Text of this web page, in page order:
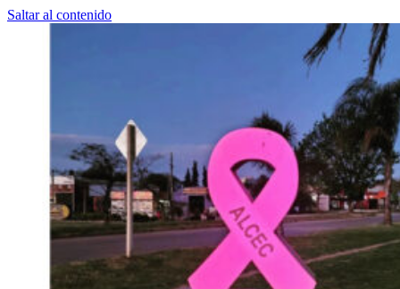
Saltar al contenido